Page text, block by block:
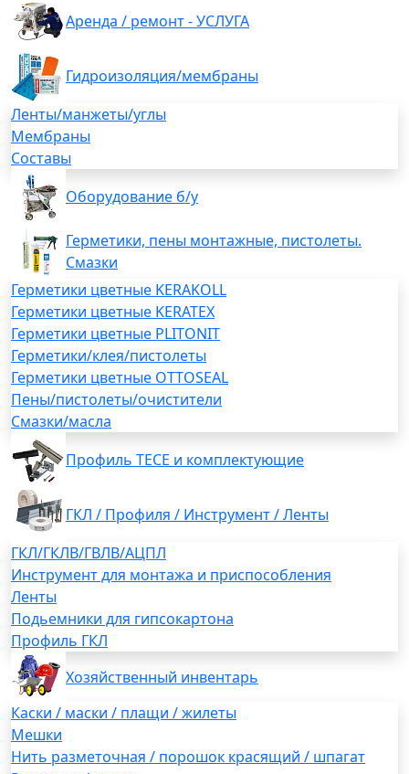
Аренда / ремонт - УСЛУГА
Гидроизоляция/мембраны
Ленты/манжеты/углы
Мембраны
Составы
Оборудование б/у
Герметики, пены монтажные, пистолеты.
Смазки
Герметики цветные KERAKOLL
Герметики цветные KERATEX
Герметики цветные PLITONIT
Герметики/клея/пистолеты
Герметики цветные OTTOSEAL
Пены/пистолеты/очистители
Смазки/масла
Профиль TECE и комплектующие
ГКЛ / Профиля / Инструмент / Ленты
ГКЛ/ГКЛВ/ГВЛВ/АЦПЛ
Инструмент для монтажа и приспособления
Ленты
Подьемники для гипсокартона
Профиль ГКЛ
Хозяйственный инвентарь
Каски / маски / плащи / жилеты
Мешки
Нить разметочная / порошок красящий / шпагат